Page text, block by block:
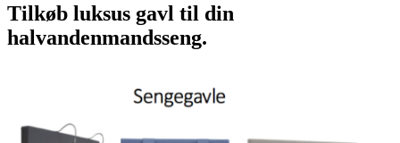
Tilkøb luksus gavl til din
halvandenmandsseng.